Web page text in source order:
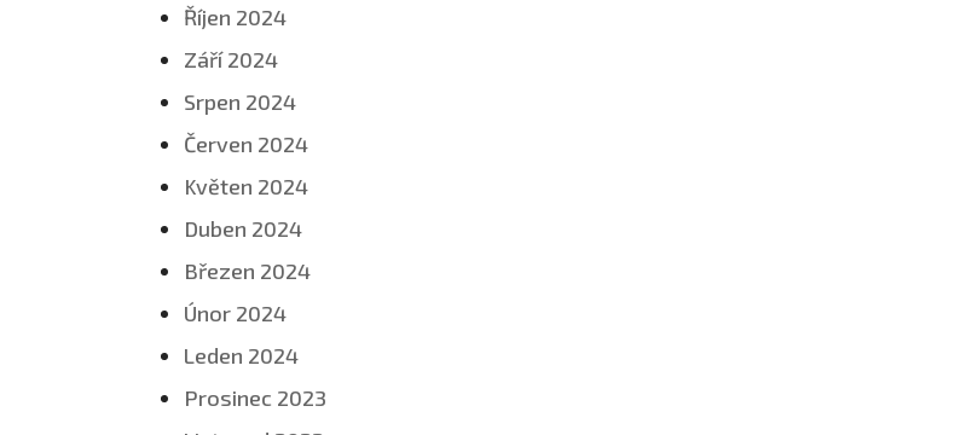
Říjen 2024
Září 2024
Srpen 2024
Červen 2024
Květen 2024
Duben 2024
Březen 2024
Únor 2024
Leden 2024
Prosinec 2023